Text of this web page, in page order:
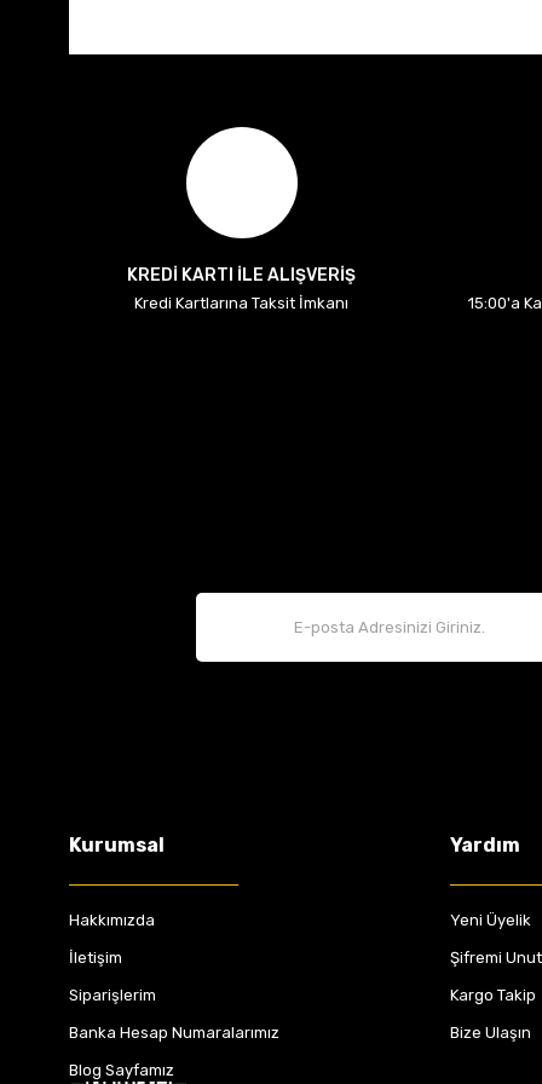
KREDİ KARTI İLE ALIŞVERİŞ
Kredi Kartlarına Taksit İmkanı
15:00'a
Kurumsal
Hakkımızda
İletişim
Siparişlerim
Banka Hesap Numaralarımız
Blog Sayfamız
Yardım
Yeni Üyelik
Şifremi
Kargo Takip
Bize Ulaşın